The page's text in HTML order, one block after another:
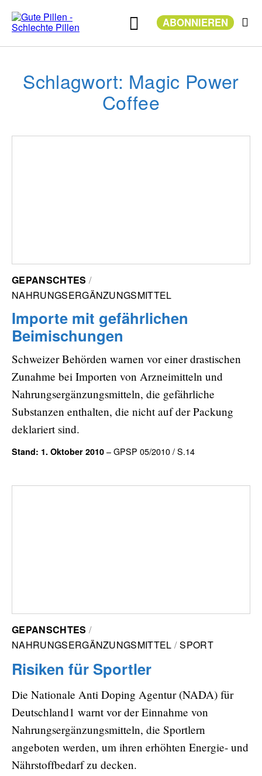
Inhalt
springen ABONNIEREN
Schlagwort: Magic Power
Coffee
GEPANSCHTES
NAHRUNGSERGÄNZUNGSMITTEL
Importe mit gefährlichen
Beimischungen
Schweizer Behörden warnen vor einer drastischen
Zunahme bei Importen von Arzneimitteln und
Nahrungsergänzungsmitteln, die gefährliche
Substanzen enthalten, die nicht auf der Packung
deklariert sind.
Stand: 1. Oktober 2010 – GPSP 05/2010 / S.14
GEPANSCHTES
NAHRUNGSERGÄNZUNGSMITTEL
SPORT
Risiken für Sportler
Die Nationale Anti Doping Agentur (NADA) für
Deutschland1 warnt vor der Einnahme von
Nahrungsergänzungsmitteln, die Sportlern
angeboten werden, um ihren erhöhten Energie- und
Nährstoffbedarf zu decken.